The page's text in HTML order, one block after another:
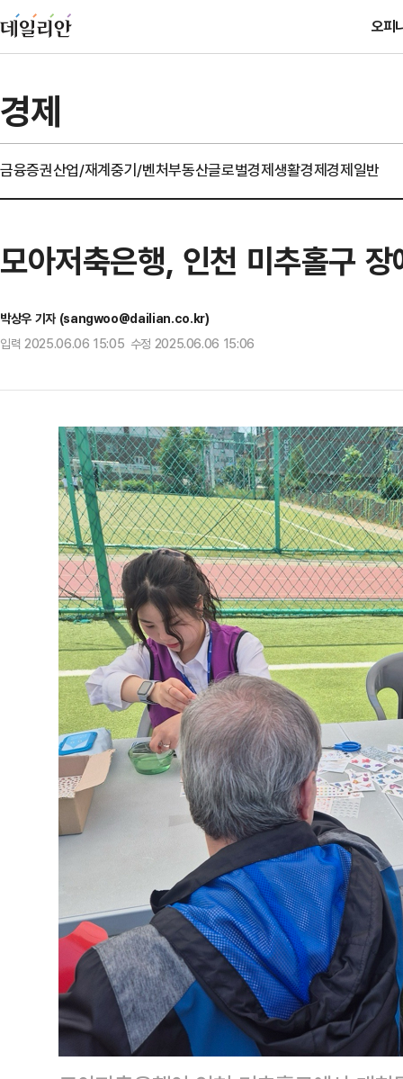
오피
경제
금융증권산업/재계중기/벤처부동산글로벌경제생활경제경제일반
모아저축은행, 인천 미추홀구
박상우 기자 (sangwoo@dailian.co.kr)
입력 2025.06.06 15:05 수정 2025.06.06 15:06